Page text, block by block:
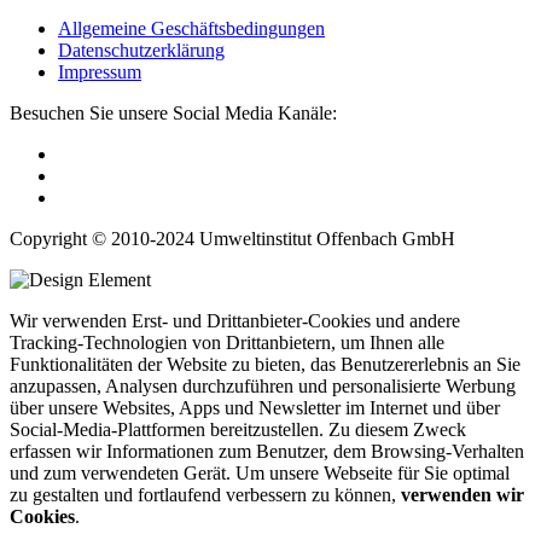
Allgemeine Geschäftsbedingungen
Datenschutzerklärung
Impressum
Besuchen Sie unsere Social Media Kanäle:
Copyright © 2010-2024 Umweltinstitut Offenbach GmbH
Wir verwenden Erst- und Drittanbieter-Cookies und andere
Tracking-Technologien von Drittanbietern, um Ihnen alle
Funktionalitäten der Website zu bieten, das Benutzererlebnis an Sie
anzupassen, Analysen durchzuführen und personalisierte Werbung
über unsere Websites, Apps und Newsletter im Internet und über
Social-Media-Plattformen bereitzustellen. Zu diesem Zweck
erfassen wir Informationen zum Benutzer, dem Browsing-Verhalten
und zum verwendeten Gerät. Um unsere Webseite für Sie optimal
zu gestalten und fortlaufend verbessern zu können, verwenden wir
Cookies.